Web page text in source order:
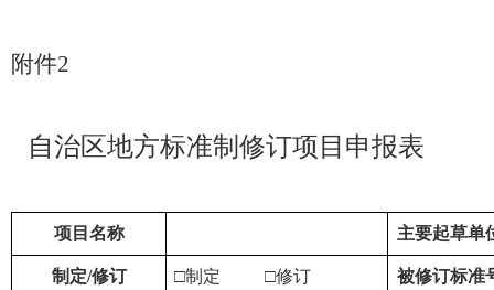
附件2
自治区地方标准制修订项目申报表
项目名称 主要起草单
制定/修订 □制定 □修订 被修订标准